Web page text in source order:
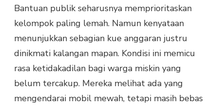
Bantuan publik seharusnya memprioritaskan
kelompok paling lemah. Namun kenyataan
menunjukkan sebagian kue anggaran justru
dinikmati kalangan mapan. Kondisi ini memicu
rasa ketidakadilan bagi warga miskin yang
belum tercakup. Mereka melihat ada yang
mengendarai mobil mewah, tetapi masih bebas